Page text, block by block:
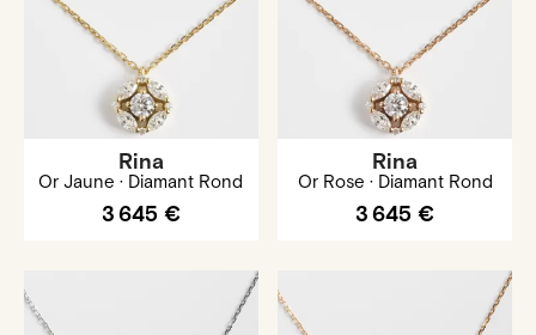
Rina
Or Jaune · Diamant Rond
3 645 €
Rina
Or Rose · Diamant Rond
3 645 €